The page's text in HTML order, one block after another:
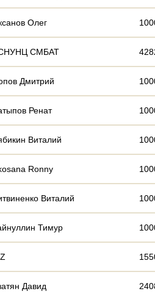
Олег
СМБАТ
Дмитрий
Ренат
Виталий
Ronny
Виталий
Тимур
Давид